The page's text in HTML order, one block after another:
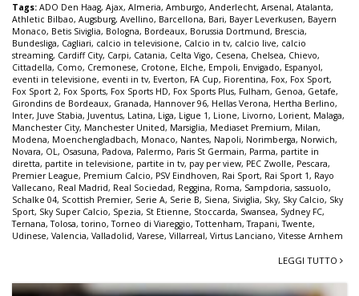
Tags: ADO Den Haag, Ajax, Almeria, Amburgo, Anderlecht, Arsenal, Atalanta,
Athletic Bilbao, Augsburg, Avellino, Barcellona, Bari, Bayer Leverkusen, Bayern
Monaco, Betis Siviglia, Bologna, Bordeaux, Borussia Dortmund, Brescia,
Bundesliga, Cagliari, calcio in televisione, Calcio in tv, calcio live, calcio
streaming, Cardiff City, Carpi, Catania, Celta Vigo, Cesena, Chelsea, Chievo,
Cittadella, Como, Cremonese, Crotone, Elche, Empoli, Envigado, Espanyol,
eventi in televisione, eventi in tv, Everton, FA Cup, Fiorentina, Fox, Fox Sport,
Fox Sport 2, Fox Sports, Fox Sports HD, Fox Sports Plus, Fulham, Genoa, Getafe,
Girondins de Bordeaux, Granada, Hannover 96, Hellas Verona, Hertha Berlino,
Inter, Juve Stabia, Juventus, Latina, Liga, Ligue 1, Lione, Livorno, Lorient, Malaga,
Manchester City, Manchester United, Marsiglia, Mediaset Premium, Milan,
Modena, Moenchengladbach, Monaco, Nantes, Napoli, Norimberga, Norwich,
Novara, OL , Osasuna, Padova, Palermo, Paris St Germain, Parma, partite in
diretta, partite in televisione, partite in tv, pay per view, PEC Zwolle, Pescara,
Premier League, Premium Calcio, PSV Eindhoven, Rai Sport, Rai Sport 1, Rayo
Vallecano, Real Madrid, Real Sociedad, Reggina, Roma, Sampdoria, sassuolo,
Schalke 04, Scottish Premier, Serie A, Serie B, Siena, Siviglia, Sky, Sky Calcio, Sky
Sport, Sky Super Calcio, Spezia, St Etienne, Stoccarda, Swansea, Sydney FC,
Ternana,Tolosa, torino,Torneo di Viareggio,Tottenham,Trapani,Twente,
Udinese, Valencia, Valladolid, Varese, Villarreal, Virtus Lanciano, Vitesse Arnhem
LEGGI TUTTO